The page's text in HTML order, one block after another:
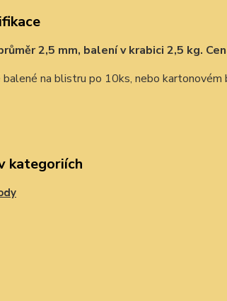
2,5 mm, balení v krabici 2,5 kg.
na blistru po 10ks, nebo kartonovém
kategoriích